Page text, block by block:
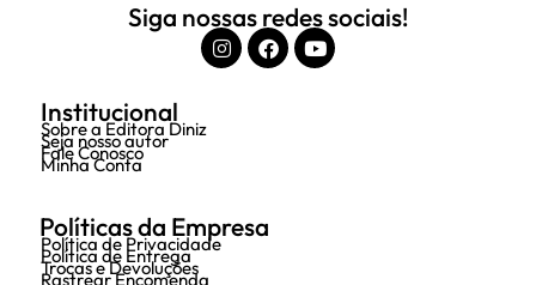
Siga nossas redes sociais!
Institucional
Sobre a Editora Diniz
Seja nosso autor
Fale Conosco
Minha Conta
Políticas da Empresa
Política de Privacidade
Política de Entrega
Trocas e Devoluções
Rastrear Encomenda